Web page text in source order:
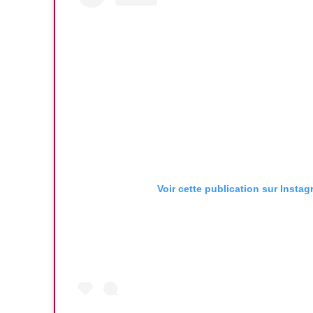
Voir cette publication sur